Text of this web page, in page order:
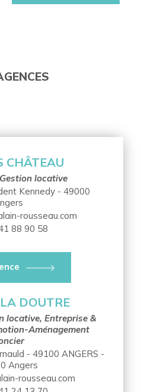
CHÂTEAU
locative
Kennedy - 49000
rousseau.com
88 90 58
DOUTRE
locative, Entreprise &
Aménagement
- 49100 ANGERS -
Angers
rousseau.com